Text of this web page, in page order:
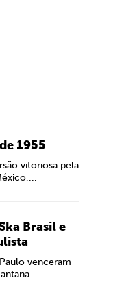
1955
vitoriosa pela
Brasil e
venceram